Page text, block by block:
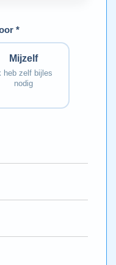
*
Mijzelf
heb zelf bijles
nodig